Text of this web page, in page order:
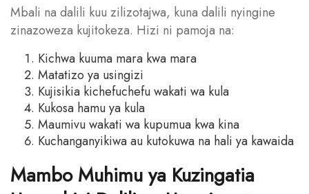
Mbali na dalili kuu zilizotajwa, kuna dalili nyingine
zinazoweza kujitokeza. Hizi ni pamoja na:
Kichwa kuuma mara kwa mara
Matatizo ya usingizi
Kujisikia kichefuchefu wakati wa kula
Kukosa hamu ya kula
Maumivu wakati wa kupumua kwa kina
Kuchanganyikiwa au kutokuwa na hali ya kawaida
Mambo Muhimu ya Kuzingatia